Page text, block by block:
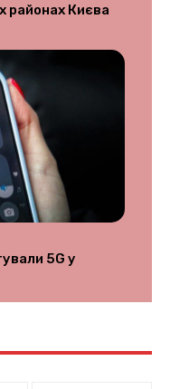
районах Києва
5G у